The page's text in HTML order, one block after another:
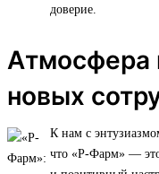
доверие.
Атмосфера
новых
К нам с
что «Р-Фарм» —